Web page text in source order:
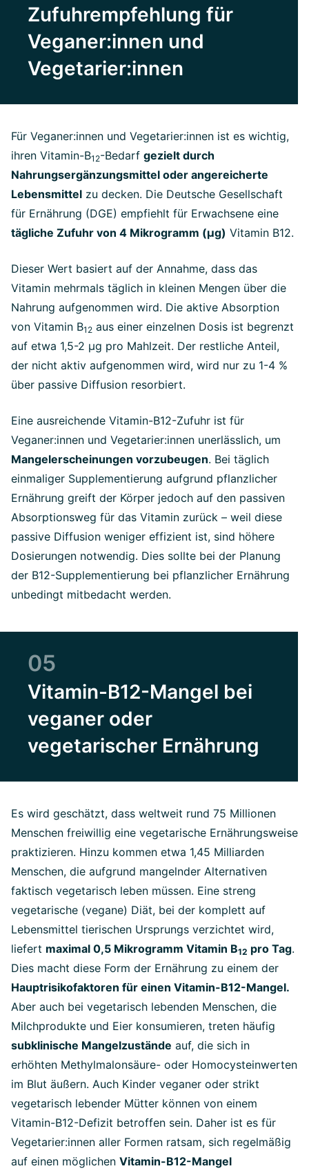
Zufuhrempfehlung für
Veganer:innen und
Vegetarier:innen
Für Veganer:innen und Vegetarier:innen ist es wichtig,
ihren Vitamin-B12-Bedarf gezielt durch
Nahrungsergänzungsmittel oder angereicherte
Lebensmittel zu decken. Die Deutsche Gesellschaft
für Ernährung (DGE) empfiehlt für Erwachsene eine
tägliche Zufuhr von 4 Mikrogramm (μg) Vitamin B12.
Dieser Wert basiert auf der Annahme, dass das
Vitamin mehrmals täglich in kleinen Mengen über die
Nahrung aufgenommen wird. Die aktive Absorption
von Vitamin B12 aus einer einzelnen Dosis ist begrenzt
auf etwa 1,5-2 μg pro Mahlzeit. Der restliche Anteil,
der nicht aktiv aufgenommen wird, wird nur zu 1-4 %
über passive Diffusion resorbiert.
Eine ausreichende Vitamin-B12-Zufuhr ist für
Veganer:innen und Vegetarier:innen unerlässlich, um
Mangelerscheinungen vorzubeugen. Bei täglich
einmaliger Supplementierung aufgrund pflanzlicher
Ernährung greift der Körper jedoch auf den passiven
Absorptionsweg für das Vitamin zurück – weil diese
passive Diffusion weniger effizient ist, sind höhere
Dosierungen notwendig. Dies sollte bei der Planung
der B12-Supplementierung bei pflanzlicher Ernährung
unbedingt mitbedacht werden.
05
Vitamin-B12-Mangel bei
veganer oder
vegetarischer Ernährung
Es wird geschätzt, dass weltweit rund 75 Millionen
Menschen freiwillig eine vegetarische Ernährungsweise
praktizieren. Hinzu kommen etwa 1,45 Milliarden
Menschen, die aufgrund mangelnder Alternativen
faktisch vegetarisch leben müssen. Eine streng
vegetarische (vegane) Diät, bei der komplett auf
Lebensmittel tierischen Ursprungs verzichtet wird,
liefert maximal 0,5 Mikrogramm Vitamin B12 pro Tag.
Dies macht diese Form der Ernährung zu einem der
Hauptrisikofaktoren für einen Vitamin-B12-Mangel.
Aber auch bei vegetarisch lebenden Menschen, die
Milchprodukte und Eier konsumieren, treten häufig
subklinische Mangelzustände auf, die sich in
erhöhten Methylmalonsäure- oder Homocysteinwerten
im Blut äußern. Auch Kinder veganer oder strikt
vegetarisch lebender Mütter können von einem
Vitamin-B12-Defizit betroffen sein. Daher ist es für
Vegetarier:innen aller Formen ratsam, sich regelmäßig
auf einen möglichen Vitamin-B12-Mangel